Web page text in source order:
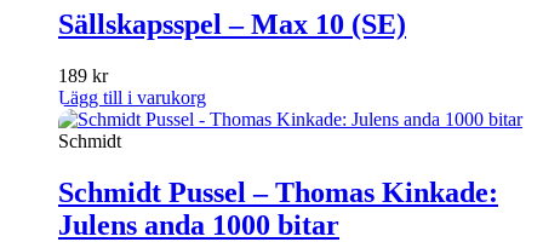
Sällskapsspel – Max 10 (SE)
189 kr
Lägg till i varukorg
Schmidt
Schmidt Pussel – Thomas Kinkade:
Julens anda 1000 bitar